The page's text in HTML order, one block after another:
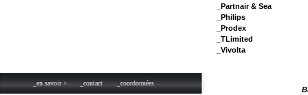
_en savoir + _contact _coordonnées
_Partnair & Sea
_Philips
_Prodex
_TLimited
_Vivolta